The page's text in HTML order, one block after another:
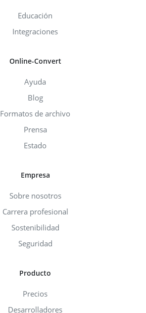
Educación
Integraciones
Online-Convert
Ayuda
Blog
Formatos de archivo
Prensa
Estado
Empresa
Sobre nosotros
Carrera profesional
Sostenibilidad
Seguridad
Producto
Precios
Desarrolladores